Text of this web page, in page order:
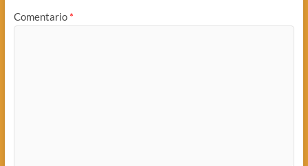
Comentario *